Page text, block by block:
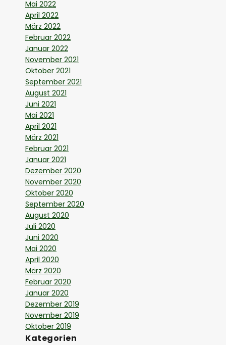
Mai 2022
April 2022
März 2022
Februar 2022
Januar 2022
November 2021
Oktober 2021
September 2021
August 2021
Juni 2021
Mai 2021
April 2021
März 2021
Februar 2021
Januar 2021
Dezember 2020
November 2020
Oktober 2020
September 2020
August 2020
Juli 2020
Juni 2020
Mai 2020
April 2020
März 2020
Februar 2020
Januar 2020
Dezember 2019
November 2019
Oktober 2019
Kategorien